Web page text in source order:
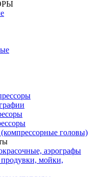
головы)
аэрографы
мойки,